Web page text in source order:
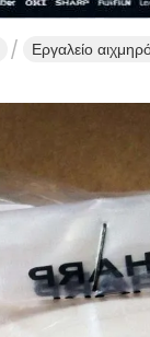
Εργαλείο